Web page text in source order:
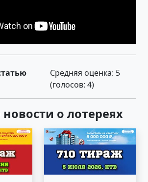
Средняя оценка: 5
(голосов: 4)
о лотереях